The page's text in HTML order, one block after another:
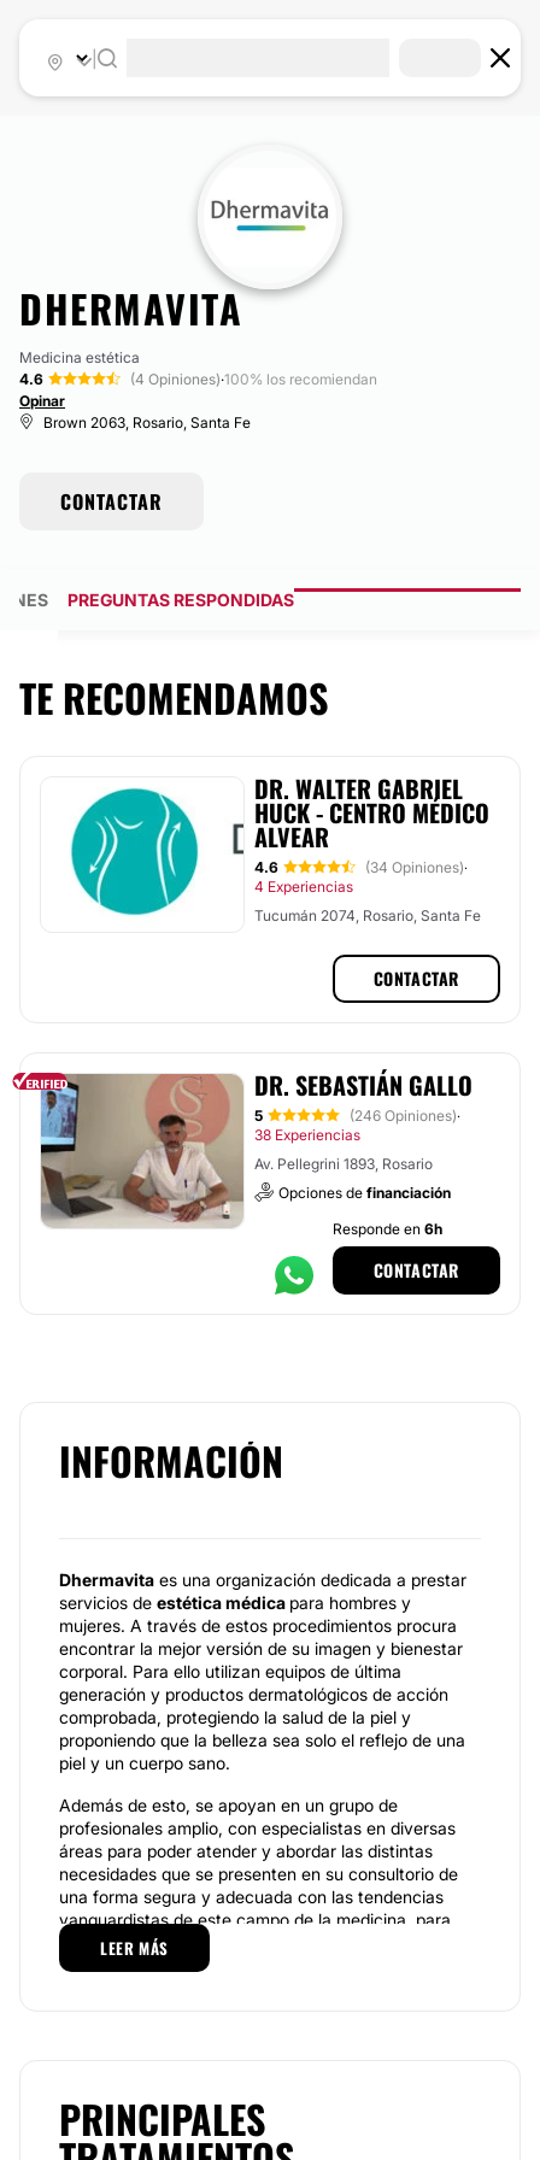
DHERMAVITA
Medicina estética
4.6
(4 Opiniones)·100% los recomiendan
Opinar
Brown 2063, Rosario, Santa Fe
CONTACTAR
PREGUNTAS RESPONDIDAS
TE RECOMENDAMOS
DR. WALTER GABRIEL
HUCK - CENTRO MÉDICO
ALVEAR
4.6 (34 Opiniones)·
4 Experiencias
Tucumán 2074, Rosario, Santa Fe
CONTACTAR
DR. SEBASTIÁN GALLO
5 (246 Opiniones)·
38 Experiencias
Av. Pellegrini 1893, Rosario
Opciones de financiación
Responde en 6h
CONTACTAR
INFORMACIÓN
Dhermavita es una organización dedicada a prestar
servicios de estética médica para hombres y
mujeres. A través de estos procedimientos procura
encontrar la mejor versión de su imagen y bienestar
corporal. Para ello utilizan equipos de última
generación y productos dermatológicos de acción
comprobada, protegiendo la salud de la piel y
proponiendo que la belleza sea solo el reflejo de una
piel y un cuerpo sano.
Además de esto, se apoyan en un grupo de
profesionales amplio, con especialistas en diversas
áreas para poder atender y abordar las distintas
necesidades que se presenten en su consultorio de
una forma segura y adecuada con las tendencias
vanguardistas de este campo de la medicina, para
mayor satisfacción de los pacientes.
ojeras, la terapia led, el uso de toxina, la
radiofrecuencia, la bioestimulación.
LEER MÁS
PRINCIPALES